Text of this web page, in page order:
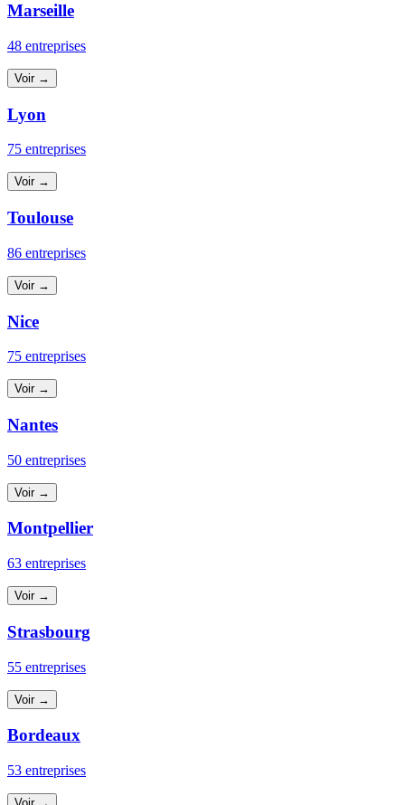
Marseille
48 entreprises
Voir →
Lyon
75 entreprises
Voir →
Toulouse
86 entreprises
Voir →
Nice
75 entreprises
Voir →
Nantes
50 entreprises
Voir →
Montpellier
63 entreprises
Voir →
Strasbourg
55 entreprises
Voir →
Bordeaux
53 entreprises